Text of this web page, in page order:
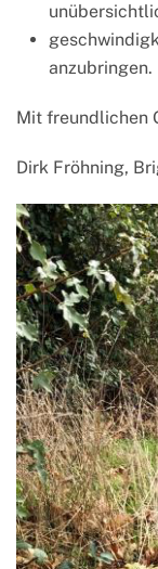
anzubringen.
Mit freundlichen
Dirk Fröhning,